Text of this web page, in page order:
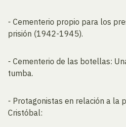
- Cementerio propio para los
prisión (1942-1945).
- Cementerio de las botellas:
tumba.
- Protagonistas en relación a la
Cristóbal: